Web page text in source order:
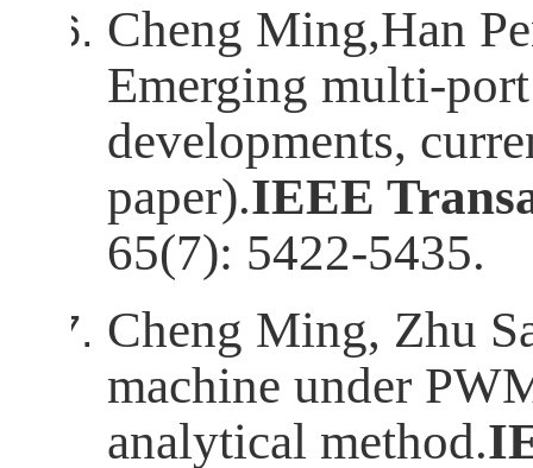
Cheng Ming,Han
Emerging multi-
developments,
paper).IEEE
65(7): 5422-5435.
Cheng Ming, Zhu
machine under
analytical method.